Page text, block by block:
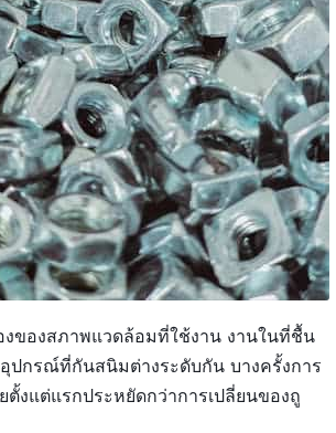
ของสภาพแวดล้อมที่ใช้งาน งานในที่ชื้น
ปกรณ์ที่กันสนิมต่างระดับกัน บางครั้งการ
งแต่แรกประหยัดกว่าการเปลี่ยนของถู